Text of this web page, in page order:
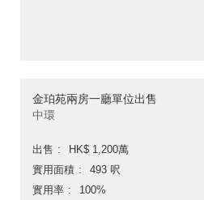
金珀苑兩房一廳單位出售
中環
出售
HK$ 1,200萬
實用面積
493 呎
實用率
100%